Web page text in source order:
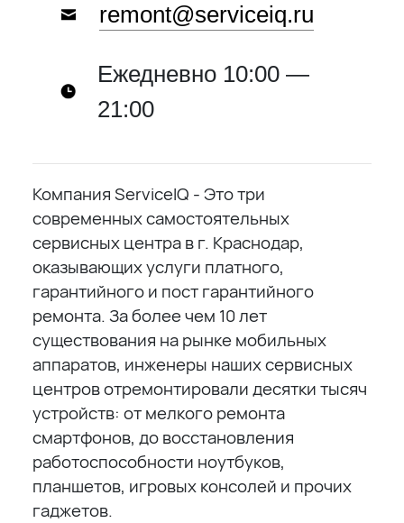
remont@serviceiq.ru
Ежедневно 10:00 —
21:00
Компания ServiceIQ - Это три
современных самостоятельных
сервисных центра в г. Краснодар,
оказывающих услуги платного,
гарантийного и пост гарантийного
ремонта. За более чем 10 лет
существования на рынке мобильных
аппаратов, инженеры наших сервисных
центров отремонтировали десятки тысяч
устройств: от мелкого ремонта
смартфонов, до восстановления
работоспособности ноутбуков,
планшетов, игровых консолей и прочих
гаджетов.